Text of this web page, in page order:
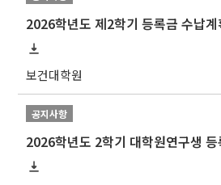
2026학년도 제2학기 등록금 수납계
보건대학원
공지사항
2026학년도 2학기 대학원연구생 등